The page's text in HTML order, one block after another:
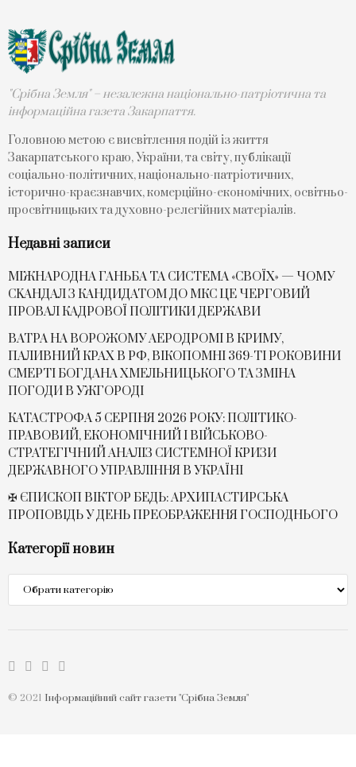
"Срібна Земля" – незалежна національно-патріотична та
інформаційна газета Закарпаття.
Головною метою є висвітлення подій із життя
Закарпатського краю, України, та світу, публікації
соціально-політичних, національно-патріотичних,
історично-краєзнавчих, комерційно-економічних, освітньо-
просвітницьких та духовно-релегійних матеріалів.
Недавні записи
МІЖНАРОДНА ГАНЬБА ТА СИСТЕМА «СВОЇХ» — ЧОМУ
СKАНДАЛ З КАНДИДАТОМ ДО МКС ЦЕ ЧЕРГОВИЙ
ПРОВАЛ КАДРОВОЇ ПОЛІТИКИ ДЕРЖАВИ
ВАТРА НА ВОРОЖОМУ АЕРОДРОМІ В КРИМУ,
ПАЛИВНИЙ КРАХ В РФ, ВІКОПОМНІ 369-ТІ РОКОВИНИ
СМЕРТІ БОГДАНА ХМЕЛЬНИЦЬКОГО ТА ЗМІНА
ПОГОДИ В УЖГОРОДІ
КАТАСТРОФА 5 СЕРПНЯ 2026 РОКУ: ПОЛІТИКО-
ПРАВОВИЙ, ЕКОНОМІЧНИЙ І ВІЙСЬКОВО-
СТРАТЕГІЧНИЙ АНАЛІЗ СИСТЕМНОЇ КРИЗИ
ДЕРЖАВНОГО УПРАВЛІННЯ В УКРАЇНІ
✠ ЄПИСКОП ВІКТОР БЕДЬ: АРХИПАСТИРСЬКА
ПРОПОВІДЬ У ДЕНЬ ПРЕОБРАЖЕННЯ ГОСПОДНЬОГО
Категорії новин
новин
© 2021 Інформаційний сайт газети "Срібна Земля"